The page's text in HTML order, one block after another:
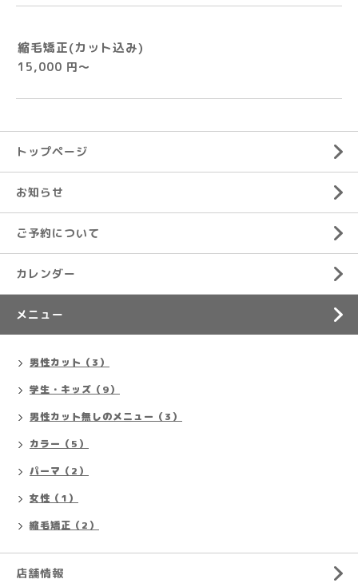
縮毛矯正(カット込み)
15,000 円～
トップページ
お知らせ
ご予約について
カレンダー
メニュー
男性カット（3）
学生・キッズ（9）
男性カット無しのメニュー（3）
カラー（5）
パーマ（2）
女性（1）
縮毛矯正（2）
店舗情報